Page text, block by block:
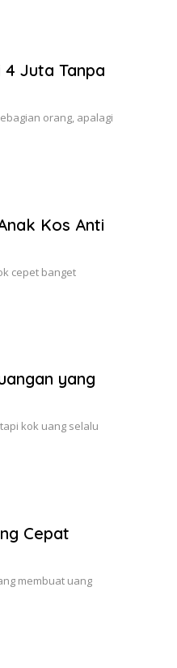
4 Juta Tanpa
orang, apalagi
Kos Anti
cepet banget
yang
kok uang selalu
Cepat
membuat uang